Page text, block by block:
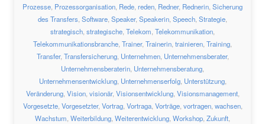
Prozesse Prozessorganisation Rede reden Redner, Rednerin Sicherung
des Transfers Software Speaker, Speakerin Speech Strategie
strategisch strategische Telekom Telekommunikation
Telekommunikationsbranche Trainer, Trainerin trainieren Training
Transfer, Transfersicherung, Unternehmen, Unternehmensberater,
Unternehmensberaterin Unternehmensberatung
Unternehmensentwicklung, Unternehmenserfolg, Unterstützung,
Veränderung, Vision, visionär, Visionsentwicklung, Visionsmanagement,
Vorgesetzte, Vorgesetzter, Vortrag, Vortraga, Vorträge, vortragen, wachsen,
Wachstum Weiterbildung Weiterentwicklung Workshop Zukunft